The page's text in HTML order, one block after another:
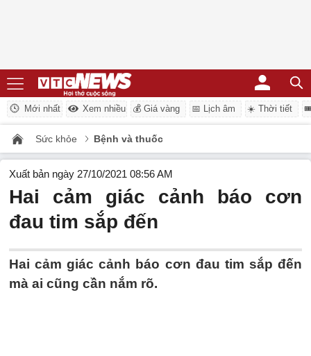
Mới nhất Xem nhiều 💰 Giá vàng 📅 Lịch âm ☀️ Thời tiết
Sức khỏe Bệnh và thuốc
Xuất bản ngày 27/10/2021 08:56 AM
Hai cảm giác cảnh báo cơn
đau tim sắp đến
Hai cảm giác cảnh báo cơn đau tim sắp đến
mà ai cũng cần nắm rõ.